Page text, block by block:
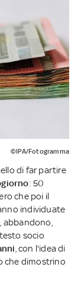
©IPA/Fotogramma
di far partire
: 50
che poi il
individuate
abbandono,
socio
, con l'idea di
che dimostrino